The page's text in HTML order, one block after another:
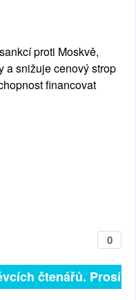
proti Moskvě,
a snižuje cenový strop
financovat
0
čtenářů.